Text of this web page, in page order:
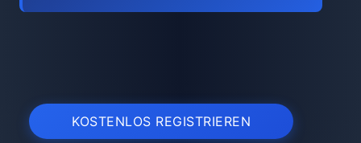
KOSTENLOS REGISTRIEREN